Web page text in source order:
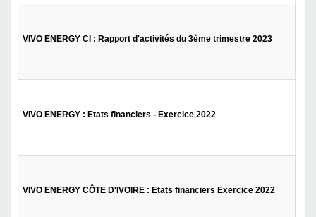
VIVO ENERGY CI : Rapport d'activités du 3ème trimestre 2023
VIVO ENERGY : Etats financiers - Exercice 2022
VIVO ENERGY CÔTE D'IVOIRE : Etats financiers Exercice 2022